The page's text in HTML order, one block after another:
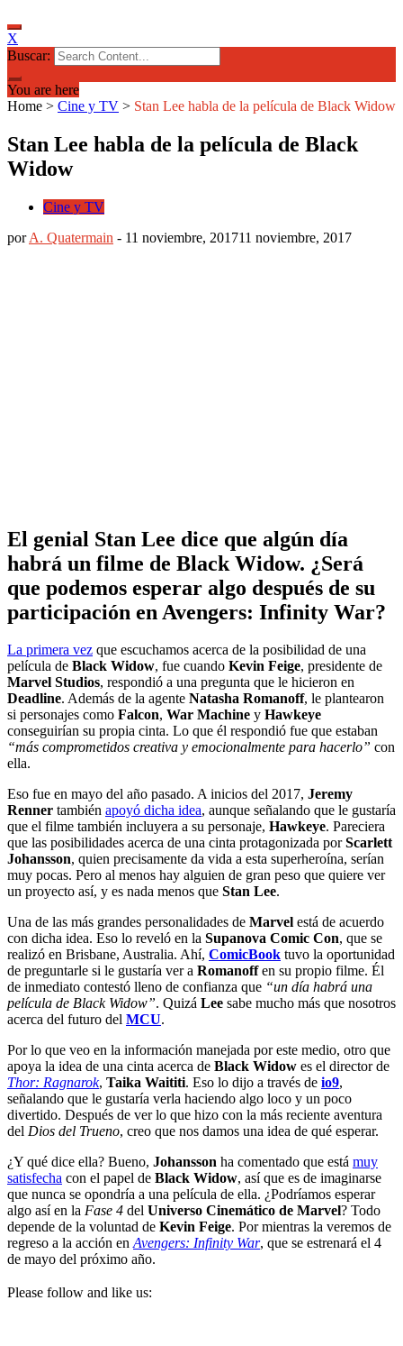
X
Buscar:
You are here
Home > Cine y TV > Stan Lee habla de la película de Black Widow
Stan Lee habla de la película de Black
Widow
Cine y TV
porA. Quatermain - 11 noviembre, 201711 noviembre, 2017
El genial Stan Lee dice que algún día
habrá un filme de Black Widow. ¿Será
que podemos esperar algo después de su
participación en Avengers: Infinity War?
La primera vez que escuchamos acerca de la posibilidad de una
película de Black Widow, fue cuando Kevin Feige, presidente de
Marvel Studios, respondió a una pregunta que le hicieron en
Deadline. Además de la agente Natasha Romanoff, le plantearon
si personajes como Falcon, War Machine y Hawkeye
conseguirían su propia cinta. Lo que él respondió fue que estaban
“más comprometidos creativa y emocionalmente para hacerlo” con
ella.
Eso fue en mayo del año pasado. A inicios del 2017, Jeremy
Renner también apoyó dicha idea, aunque señalando que le gustaría
que el filme también incluyera a su personaje, Hawkeye. Pareciera
que las posibilidades acerca de una cinta protagonizada porScarlett
Johansson, quien precisamente da vida a esta superheroína, serían
muy pocas. Pero al menos hay alguien de gran peso que quiere ver
un proyecto así, y es nada menos que Stan Lee.
Una de las más grandes personalidades de Marvel está de acuerdo
con dicha idea. Eso lo reveló en la Supanova Comic Con, que se
realizó en Brisbane, Australia. Ahí, ComicBook tuvo la oportunidad
de preguntarle si le gustaría ver a Romanoffen su propio filme. Él
de inmediato contestó lleno de confianza que “un día habrá una
película de Black Widow”. Quizá Lee sabe mucho más que nosotros
acerca del futuro del MCU.
Por lo que veo en la información manejada por este medio, otro que
apoya la idea de una cinta acerca de Black Widow es el director de
Thor: Ragnarok, Taika Waititi. Eso lo dijo a través de io9,
señalando que le gustaría verla haciendo algo loco y un poco
divertido. Después de ver lo que hizo con la más reciente aventura
del Dios del Trueno, creo que nos damos una idea de qué esperar.
¿Y qué dice ella? Bueno, Johansson ha comentado que está muy
satisfecha con el papel de Black Widow, así que es de imaginarse
que nunca se opondría a una película de ella. ¿Podríamos esperar
algo así en la Fase 4 del Universo Cinemático de Marvel? Todo
depende de la voluntad de Kevin Feige. Por mientras la veremos de
regreso a la acción enAvengers: Infinity War, que se estrenará el 4
de mayo del próximo año.
Please follow and like us: